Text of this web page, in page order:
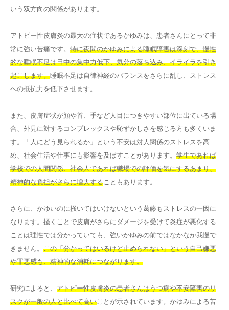
いう双方向の関係があります。
アトピー性皮膚炎の最大の症状であるかゆみは、患者さんにとって非
常に強い苦痛です。 特に夜間のかゆみによる睡眠障害は深刻で、慢性
的な睡眠不足は日中の集中力低下、気分の落ち込み、イライラを引き
起こします。睡眠不足は自律神経のバランスをさらに乱し、ストレス
への抵抗力を低下させます。
また、皮膚症状が顔や首、手など人目につきやすい部位に出ている場
合、外見に対するコンプレックスや恥ずかしさを感じる方も多くいま
す。「人にどう見られるか」という不安は対人関係のストレスを高
め、社会生活や仕事にも影響を及ぼすことがあります。 学生であれば
学校での人間関係、社会人であれば職場での評価を気にするあまり、
精神的な負担がさらに増大する こともあります。
さらに、かゆいのに掻いてはいけないという葛藤もストレスの一因に
なります。掻くことで皮膚がさらにダメージを受けて炎症が悪化する
ことは理性では分かっていても、強いかゆみの前ではなかなか我慢で
きません。 この「分かってはいるけど止められない」という自己嫌悪
や罪悪感も、精神的な消耗につながります。
研究によると、 アトピー性皮膚炎の患者さんはうつ病や不安障害のリ
スクが一般の人と比べて高い ことが示されています。かゆみによる苦